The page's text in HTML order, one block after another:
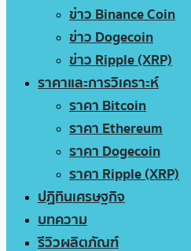
ข่าว Binance Coin
ข่าว Dogecoin
ข่าว Ripple (XRP)
ราคาและการวิเคราะห์
ราคา Bitcoin
ราคา Ethereum
ราคา Dogecoin
ราคา Ripple (XRP)
ปฏิทินเศรษฐกิจ
บทความ
รีวิวผลิตภัณฑ์